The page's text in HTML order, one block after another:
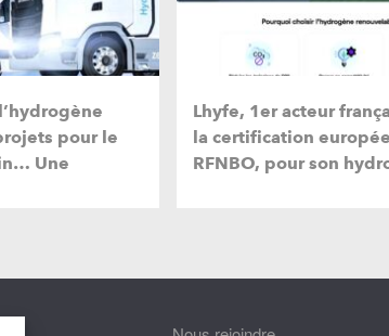
pour le
Une
Lhyfe, 1er acteur
la certification
RFNBO, pour son